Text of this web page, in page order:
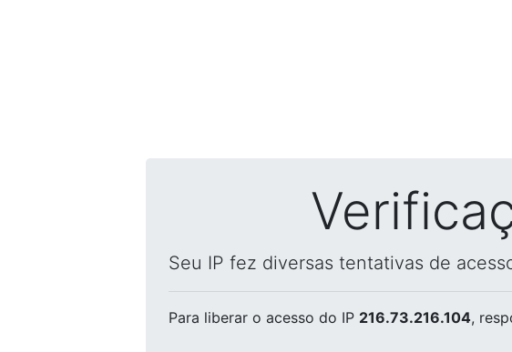
Seu IP fez diversas tentativas de
Para liberar o acesso do IP 216.73.216.104,